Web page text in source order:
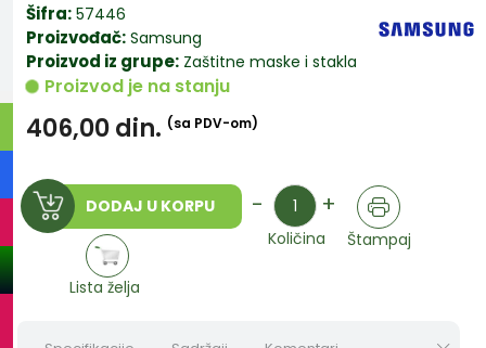
Šifra: 57446
Proizvođač: Samsung
Proizvod iz grupe: Zaštitne maske i stakla
Proizvod je na stanju
406,00din. (sa PDV-om)
DODAJ U KORPU - Količina +
Količina Štampaj
Lista želja